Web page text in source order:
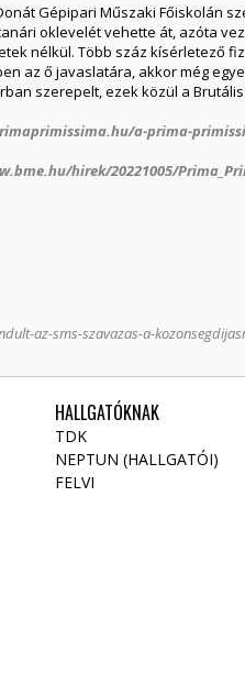
Gépipari Műszaki Főiskolán
oklevelét vehette át, azóta
nélkül. Több száz kísérletező
az ő javaslatára, akkor még
szerepelt, ezek közül a
a-prima-
hirek/20221005/
az-sms-szavazas-a-
HALLGATÓKNAK
TDK
NEPTUN (HALLGATÓI)
FELVI